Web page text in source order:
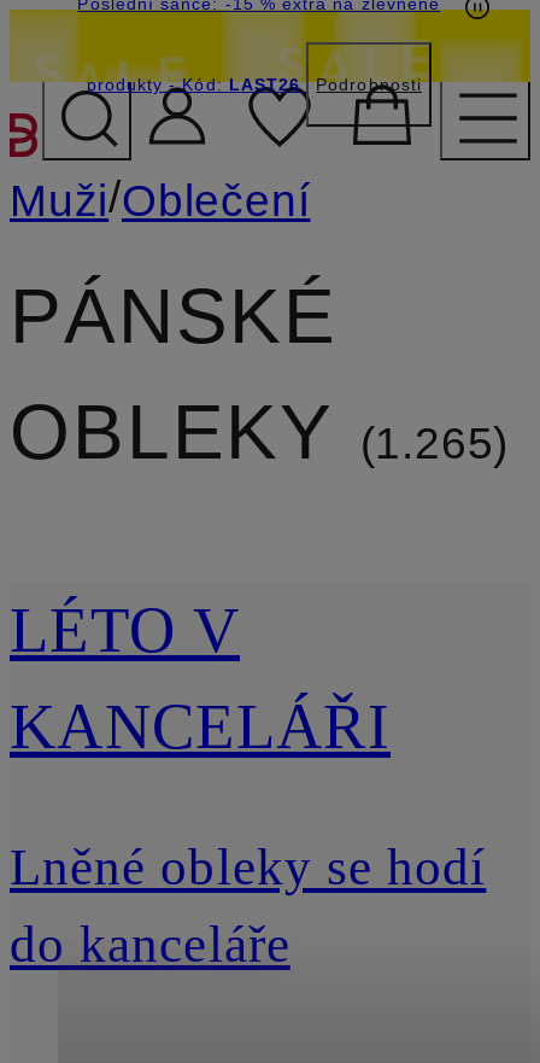
PŘEJÍT NA HLAVNÍ
produkty- Kód:LAST26 Podrobnosti
Muži/Oblečení
PÁNSKÉ
OBLEKY
1.265
LÉTO V
KANCELÁŘI
Lněné obleky se hodí
do kanceláře